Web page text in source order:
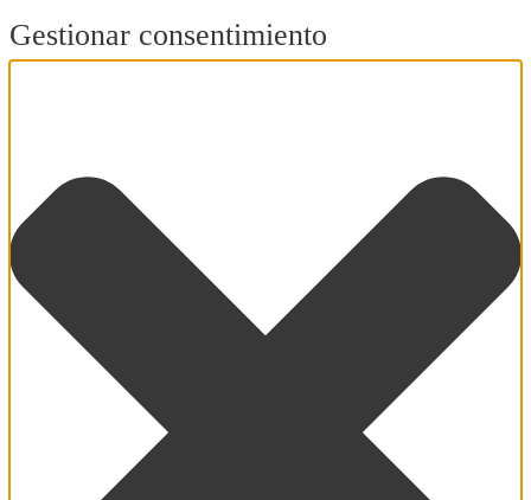
Gestionar consentimiento